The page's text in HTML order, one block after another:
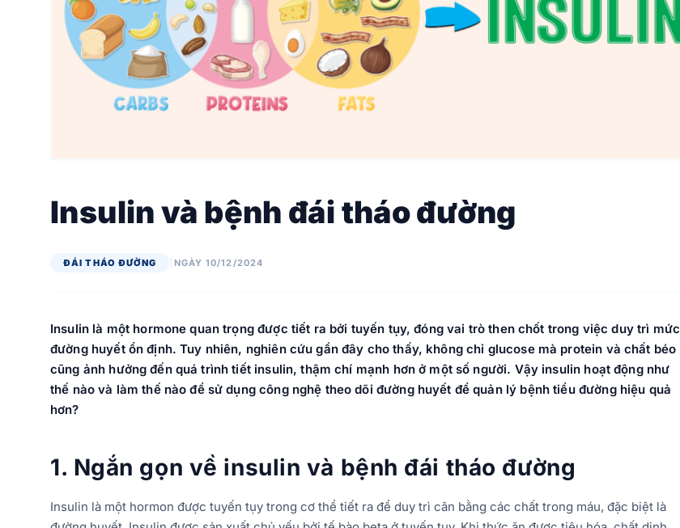
Insulin và bệnh đái tháo đường
ĐÁI THÁO ĐƯỜNG NGÀY 10/12/2024
Insulin là một hormone quan trọng được tiết ra bởi tuyến tụy, đóng vai trò then chốt trong việc duy trì mức
đường huyết ổn định. Tuy nhiên, nghiên cứu gần đây cho thấy, không chỉ glucose mà protein và chất béo
cũng ảnh hưởng đến quá trình tiết insulin, thậm chí mạnh hơn ở một số người. Vậy insulin hoạt động như
thế nào và làm thế nào để sử dụng công nghệ theo dõi đường huyết để quản lý bệnh tiểu đường hiệu quả
hơn?
1. Ngắn gọn về insulin và bệnh đái tháo đường
Insulin là một hormon được tuyến tụy trong cơ thể tiết ra để duy trì cân bằng các chất trong máu, đặc biệt là